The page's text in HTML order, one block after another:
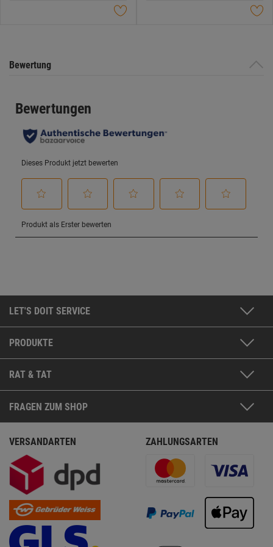
Bewertung
LET'S DOIT SERVICE
PRODUKTE
RAT & TAT
FRAGEN ZUM SHOP
VERSANDARTEN ZAHLUNGSARTEN